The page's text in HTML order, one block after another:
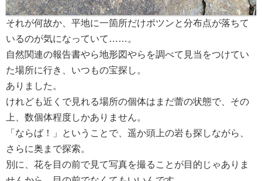
それが何故か、平地に一箇所だけポツンと分布点が落ちて
いるのが気になっていて……。
自然関連の報告書やら地形図やらを調べて見当をつけてい
た場所に行き、いつもの宝探し。
ありました。
けれども近くで見れる場所の個体はまだ蕾の状態で、その
上、数個体程度しかありません。
「ならば！」ということで、遥か頭上の岩も探しながら、
さらに奥まで探索。
別に、花を目の前で見て写真を撮ることが目的じゃありま